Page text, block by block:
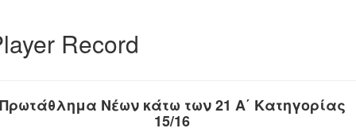
Record
Νέων κάτω των 21 Α΄ Κατηγορίας
15/16